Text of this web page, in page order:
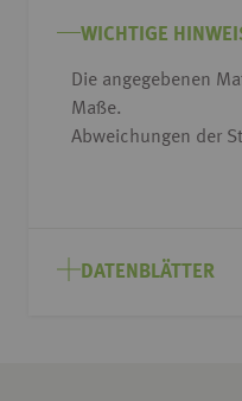
springenWICHTIGE
Die angegebenen
Maße.
Abweichungen der
DATENBLÄTTER